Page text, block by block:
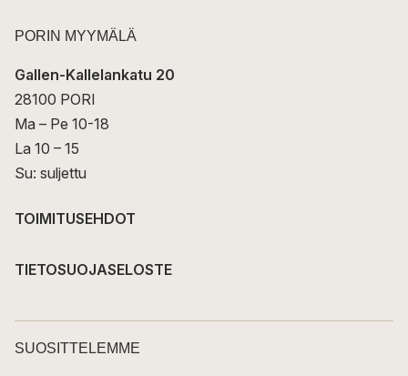
PORIN MYYMÄLÄ
Gallen-Kallelankatu 20
28100 PORI
Ma – Pe 10-18
La 10 – 15
Su: suljettu
TOIMITUSEHDOT
TIETOSUOJASELOSTE
SUOSITTELEMME